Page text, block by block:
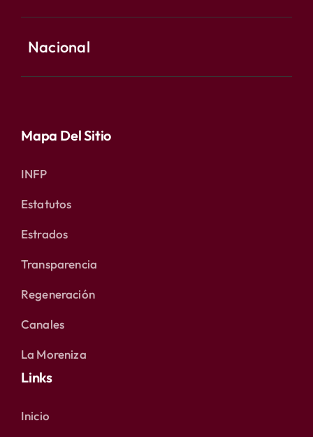
Nacional
Mapa Del Sitio
INFP
Estatutos
Estrados
Transparencia
Regeneración
Canales
La Moreniza
Links
Inicio